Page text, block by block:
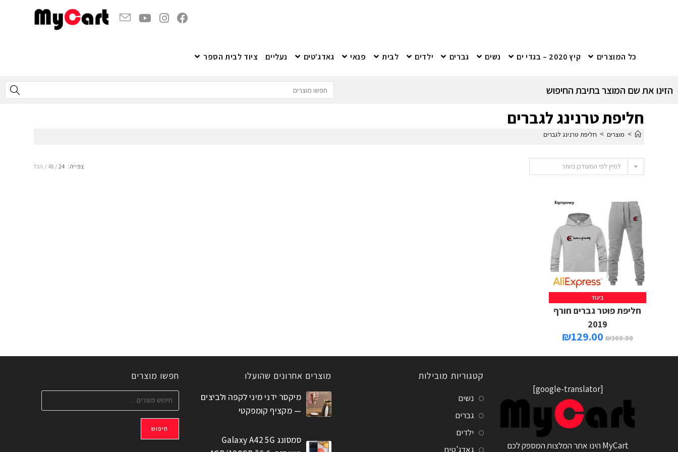
כל המוצרים קיץ 2020 – בגדי ים נשים גברים ילדים לבית פנאי גאדג'טים נעליים ציוד לבית הספר
הזינו את שם המוצר בתיבת החיפוש
חליפת טרנינג לגברים
> מוצרים > חליפת טרנינג לגברים
למיין לפי המעודכן ביותר צפייה: 24
48 הכל
ביגוד
חליפת פוטר גברים חורף
2019
₪300.00
₪129.00
[google-translator]
MyCart הינו אתר המלצות המספק לכם
קטגוריות מובילות
נשים
גברים
ילדים
גאדג'טים
מוצרים אחרונים שהועלו
מיקסר ידני מיני לקפה ולביצים
— מקציף קומפקטי
סמסונג Galaxy A42 5G
חפשו מוצרים
חיפוש